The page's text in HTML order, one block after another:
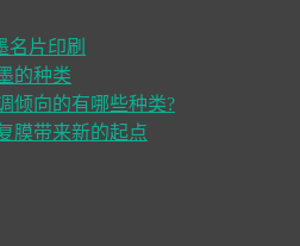
名片印刷
的种类
倾向的有哪些种类?
膜带来新的起点